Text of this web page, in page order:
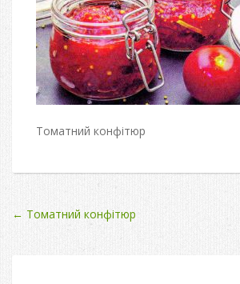
Томатний конфітюр
Post
navigation
← Томатний конфітюр